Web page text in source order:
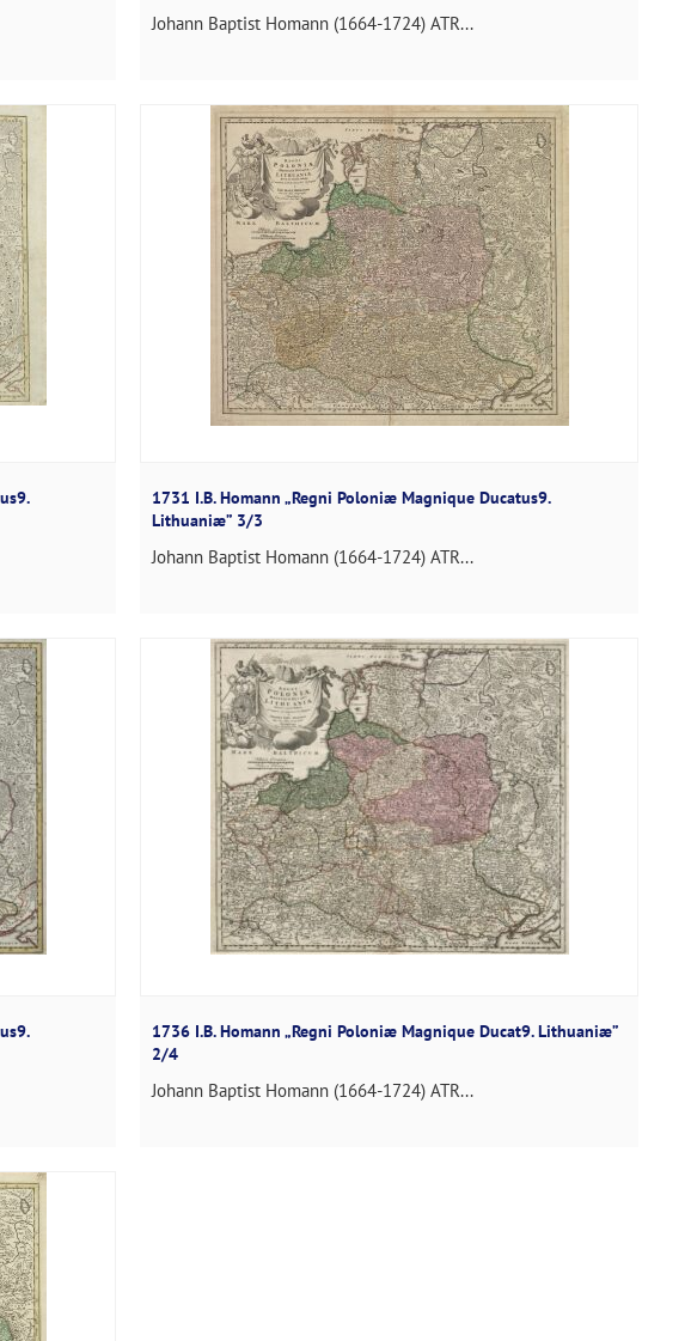
Johann Baptist Homann (1664-1724) ATR...
1731 I.B. Homann „Regni Poloniæ Magnique Ducatus9.
Lithuaniæ” 3/3
Johann Baptist Homann (1664-1724) ATR...
1736 I.B. Homann „Regni Poloniæ Magnique Ducat9. Lithuaniæ”
2/4
Johann Baptist Homann (1664-1724) ATR...